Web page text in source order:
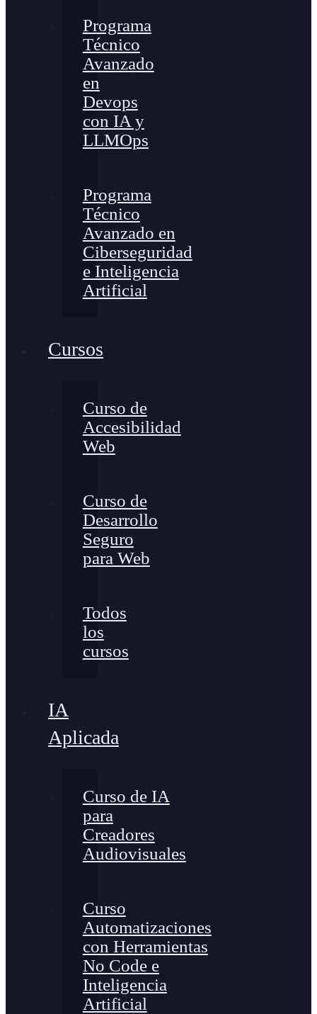
Programa
Técnico
Avanzado
en
Devops
con IA y
LLMOps
Programa
Técnico
Avanzado en
Ciberseguridad
e Inteligencia
Artificial
Cursos
Curso de
Accesibilidad
Web
Curso de
Desarrollo
Seguro
para Web
Todos
los
cursos
IA
Aplicada
Curso de IA
para
Creadores
Audiovisuales
Curso
Automatizaciones
con Herramientas
No Code e
Inteligencia
Artificial